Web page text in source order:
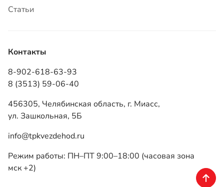
8 (3513) 59-06-40
info@tpkvezdehod.ru
Режим работы: ПН–ПТ 9:00–18:00 (часовая зона
мск +2)